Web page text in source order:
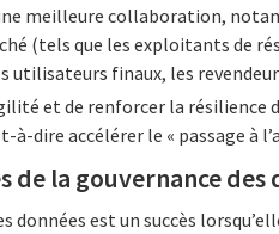
meilleure collaboration,
(tels que les exploitants de
utilisateurs finaux, les
et de renforcer la résilience
à-dire accélérer le « passage à
de la gouvernance des
données est un succès